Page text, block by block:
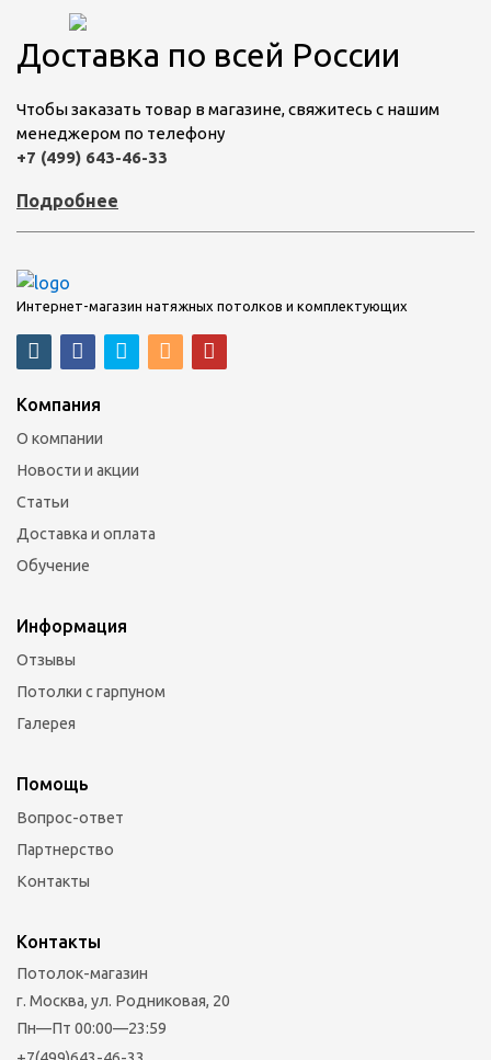
Доставка по всей России
Чтобы заказать товар в магазине, свяжитесь с нашим
менеджером по телефону
+7 (499) 643-46-33
Подробнее
Интернет-магазин натяжных потолков и комплектующих
Компания
О компании
Новости и акции
Статьи
Доставка и оплата
Обучение
Информация
Отзывы
Потолки с гарпуном
Галерея
Помощь
Вопрос-ответ
Партнерство
Контакты
Контакты
Потолок-магазин
г. Москва, ул. Родниковая, 20
Пн—Пт 00:00—23:59